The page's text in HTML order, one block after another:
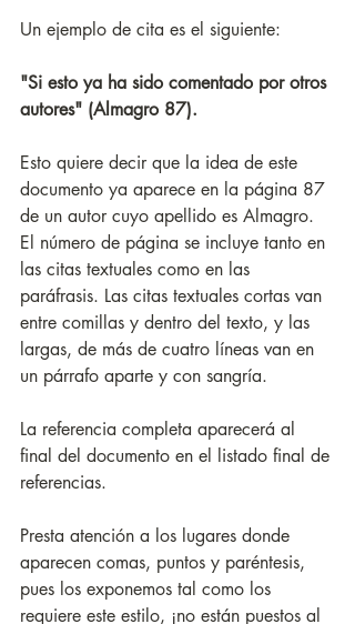
Un ejemplo de cita es el siguiente:
"Si esto ya ha sido comentado por otros
autores" (Almagro 87).
Esto quiere decir que la idea de este
documento ya aparece en la página 87
de un autor cuyo apellido es Almagro.
El número de página se incluye tanto en
las citas textuales como en las
paráfrasis. Las citas textuales cortas van
entre comillas y dentro del texto, y las
largas, de más de cuatro líneas van en
un párrafo aparte y con sangría.
La referencia completa aparecerá al
final del documento en el listado final de
referencias.
Presta atención a los lugares donde
aparecen comas, puntos y paréntesis,
pues los exponemos tal como los
requiere este estilo, ¡no están puestos al